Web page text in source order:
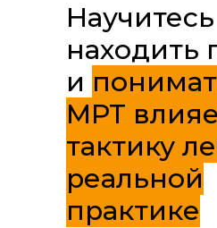
Научитесь
находить
и
МРТ
тактику
реальной
практике